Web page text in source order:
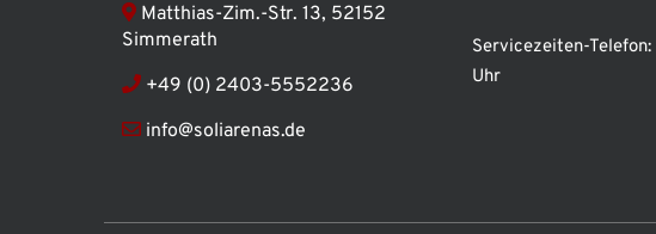
Matthias-Zim.-Str. 13, 52152
Simmerath
+49 (0) 2403-5552236
info@soliarenas.de
Servicezeiten-Telefon:
Uhr